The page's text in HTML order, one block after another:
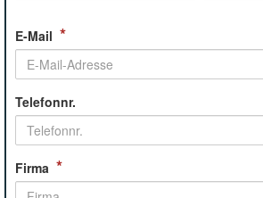
E-Mail *
Telefonnr.
Firma *